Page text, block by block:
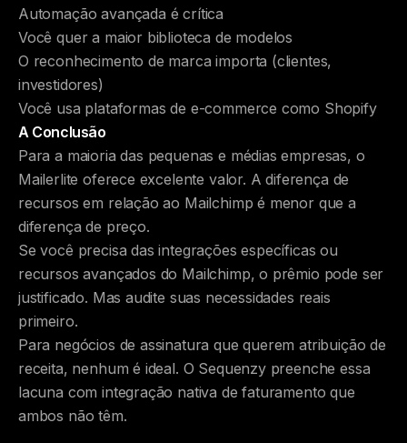
Automação avançada é crítica
Você quer a maior biblioteca de modelos
O reconhecimento de marca importa (clientes,
investidores)
Você usa plataformas de e-commerce como Shopify
A Conclusão
Para a maioria das pequenas e médias empresas, o
Mailerlite oferece excelente valor. A diferença de
recursos em relação ao Mailchimp é menor que a
diferença de preço.
Se você precisa das integrações específicas ou
recursos avançados do Mailchimp, o prêmio pode ser
justificado. Mas audite suas necessidades reais
primeiro.
Para negócios de assinatura que querem atribuição de
receita, nenhum é ideal. O Sequenzy preenche essa
lacuna com integração nativa de faturamento que
ambos não têm.